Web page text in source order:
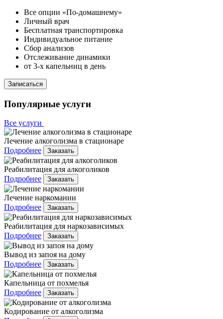
Все опции «По-домашнему»
Личный врач
Бесплатная транспортировка
Индивидуальное питание
Сбор анализов
Отслеживание динамики
от 3-х капельниц в день
Записаться
Популярные услуги
Все услуги
Лечение алкоголизма в стационаре
Подробнее
Заказать
Реабилитация для алкоголиков
Подробнее
Заказать
Лечение наркомании
Подробнее
Заказать
Реабилитация для наркозависимых
Подробнее
Заказать
Вывод из запоя на дому
Подробнее
Заказать
Капельница от похмелья
Подробнее
Заказать
Кодирование от алкоголизма